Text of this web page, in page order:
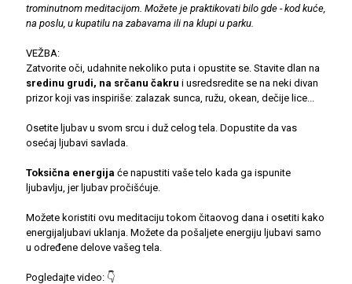
trominutnom meditacijom. Možete je praktikovati bilo gde - kod kuće,
na poslu, u kupatilu na zabavama ili na klupi u parku.
VEŽBA:
Zatvorite oči, udahnite nekoliko puta i opustite se. Stavite dlan na
sredinu grudi, na srčanu čakru i usredsredite se na neki divan
prizor koji vas inspiriše: zalazak sunca, ružu, okean, dečije lice...
Osetite ljubav u svom srcu i duž celog tela. Dopustite da vas
osećaj ljubavi savlada.
Toksična energija će napustiti vaše telo kada ga ispunite
ljubavlju, jer ljubav pročišćuje.
Možete koristiti ovu meditaciju tokom čitaovog dana i osetiti kako
energijaljubavi uklanja. Možete da pošaljete energiju ljubavi samo
u određene delove vašeg tela.
Pogledajte video: 👇